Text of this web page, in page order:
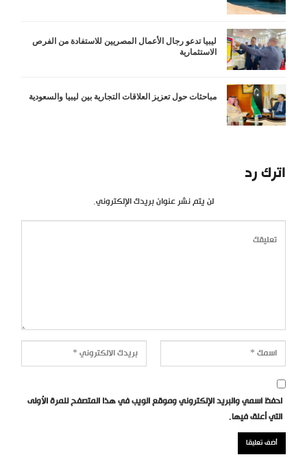
ليبيا تدعو رجال الأعمال المصريين للاستفادة من الفرص
الاستثمارية
مباحثات حول تعزيز العلاقات التجارية بين ليبيا والسعودية
اترك رد
لن يتم نشر عنوان بريدك الإلكتروني.
احفظ اسمي والبريد الإلكتروني وموقع الويب في هذا المتصفح للمرة الأولى
التي أعلق فيها.